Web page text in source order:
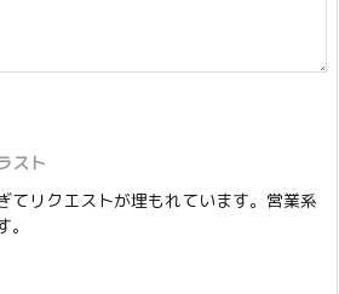
スト
リクエストが埋もれています。営業系